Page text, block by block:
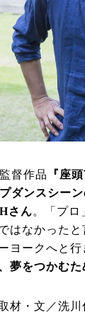
督作品 『座頭
ダンスシー
さん。「プロ
はなかった
ヨークへと
夢をつかむ
材・文／洗